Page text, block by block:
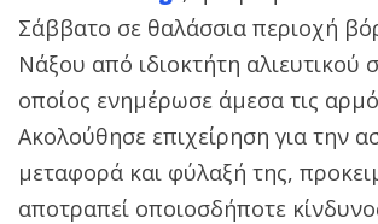
Σάββατο σε θαλάσσια περιοχή
Νάξου από ιδιοκτήτη αλιευτικού
οποίος ενημέρωσε άμεσα τις
Ακολούθησε επιχείρηση για την
μεταφορά και φύλαξή της,
αποτραπεί οποιοσδήποτε